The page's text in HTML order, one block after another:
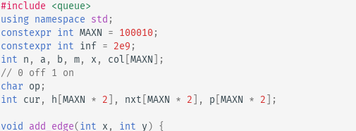
#include <queue>
using namespace std ;
constexpr int MAXN = 100010;
constexpr int inf = 2e9 ;
int n , a , b, m, x, col MAXN ];
// 0 off 1 on
char op ;
int cur, h MAXN * 2 ], nxt MAXN * 2 ], p MAXN * 2 ];
void add_edge(int x, int y) {